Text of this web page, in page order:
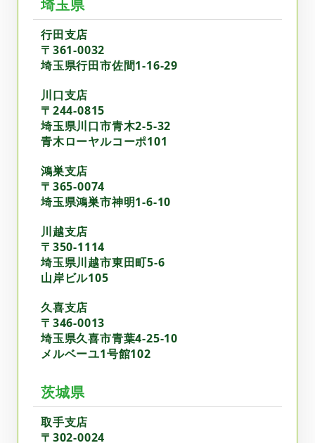
埼玉県
行田支店
〒361-0032
埼玉県行田市佐間1-16-29
川口支店
〒244-0815
埼玉県川口市青木2-5-32
青木ローヤルコーポ101
鴻巣支店
〒365-0074
埼玉県鴻巣市神明1-6-10
川越支店
〒350-1114
埼玉県川越市東田町5-6
山岸ビル105
久喜支店
〒346-0013
埼玉県久喜市青葉4-25-10
メルベーユ1号館102
茨城県
取手支店
〒302-0024